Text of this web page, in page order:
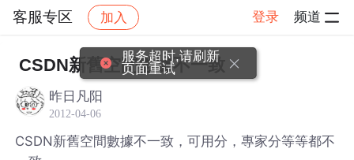
客服专区 加入 登录 频道
社区 客服专区 帖子详情
CSDN新舊空間數據不一致
昨日凡阳
2012-04-06
CSDN新舊空間數據不一致，可用分，專家分等等都不
服务超时,请刷新
页面重试